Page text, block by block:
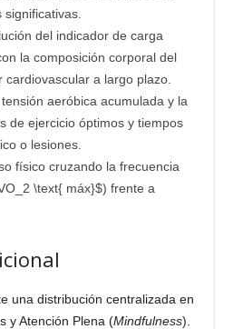
del indicador de carga
la composición corporal del
a largo plazo.
aeróbica acumulada y la
de ejercicio óptimos y tiempos
o lesiones.
físico cruzando la frecuencia
\text{ máx}$) frente a
una distribución centralizada en
y Atención Plena (Mindfulness).